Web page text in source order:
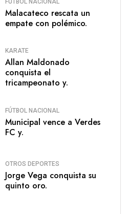
Malacateco rescata un
empate con polémico.
KARATE
Allan Maldonado
conquista el
tricampeonato y.
FÚTBOL NACIONAL
Municipal vence a Verdes
FC y.
OTROS DEPORTES
Jorge Vega conquista su
quinto oro.